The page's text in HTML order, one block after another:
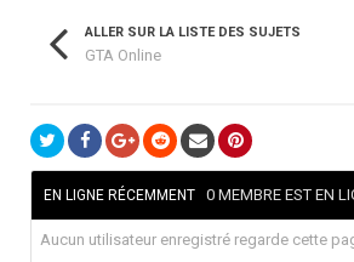
ALLER SUR LA LISTE DES SUJETS
GTA Online
EN LIGNE RÉCEMMENT 0 MEMBRE EST EN
Aucun utilisateur enregistré regarde cette